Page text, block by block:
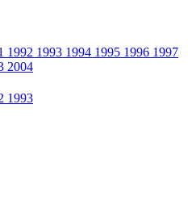
1992 1993 1994 1995 1996 1997
2004
1993